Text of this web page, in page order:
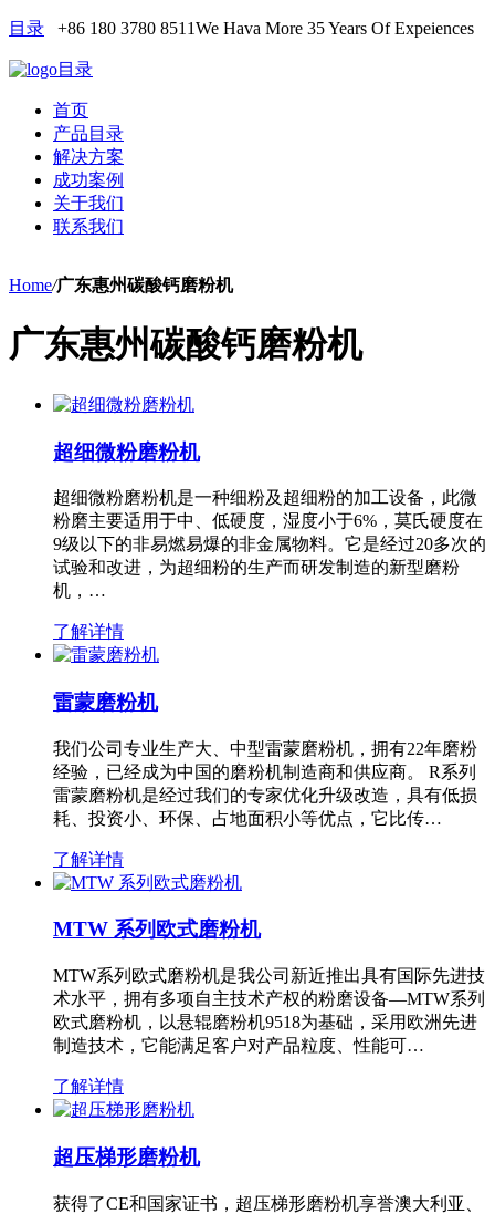
目录 +86 180 3780 8511We Hava More 35 Years Of Expeiences
目录
首页
产品目录
解决方案
成功案例
关于我们
联系我们
Home/广东惠州碳酸钙磨粉机
广东惠州碳酸钙磨粉机
超细微粉磨粉机
超细微粉磨粉机是一种细粉及超细粉的加工设备，此微
粉磨主要适用于中、低硬度，湿度小于6%，莫氏硬度在
9级以下的非易燃易爆的非金属物料。它是经过20多次的
试验和改进，为超细粉的生产而研发制造的新型磨粉
机，…
了解详情
雷蒙磨粉机
我们公司专业生产大、中型雷蒙磨粉机，拥有22年磨粉
经验，已经成为中国的磨粉机制造商和供应商。 R系列
雷蒙磨粉机是经过我们的专家优化升级改造，具有低损
耗、投资小、环保、占地面积小等优点，它比传…
了解详情
MTW 系列欧式磨粉机
MTW系列欧式磨粉机是我公司新近推出具有国际先进技
术水平，拥有多项自主技术产权的粉磨设备—MTW系列
欧式磨粉机，以悬辊磨粉机9518为基础，采用欧洲先进
制造技术，它能满足客户对产品粒度、性能可…
了解详情
超压梯形磨粉机
获得了CE和国家证书，超压梯形磨粉机享誉澳大利亚、